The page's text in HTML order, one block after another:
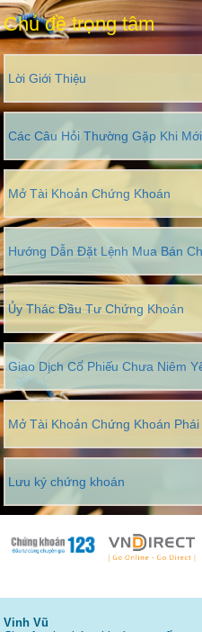
Chủ đề trọng tâm
Lời Giới Thiệu
Các Câu Hỏi Thường Gặp Khi
Mở Tài Khoản Chứng Khoán
Hướng Dẫn Đặt Lệnh Mua Bán
Ủy Thác Đầu Tư Chứng Khoán
Giao Dịch Cổ Phiếu Chưa Niêm
Mở Tài Khoản Chứng Khoán Phái
Lưu ký chứng khoán
Vinh Vũ